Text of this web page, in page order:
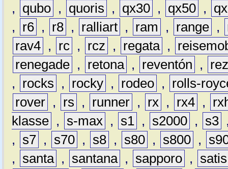
,
qubo , quoris , qx30 , qx50 ,
,
r6 , r8 , ralliart , ram , range ,
rav4 , rc , rcz , regata ,
renegade , retona , reventón ,
,
rocks , rocky , rodeo ,
rolls-
rover , rs , runner , rx , rx4 ,
klasse , s-max , s1 , s2000 , s3
,
s7 , s70 , s8 , s80 , s800 ,
,
santa , santana , sapporo ,
satis